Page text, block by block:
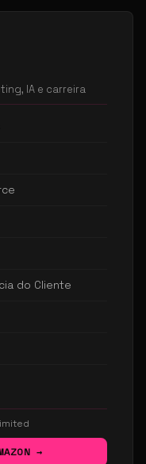
IA e carreira
do Cliente
→